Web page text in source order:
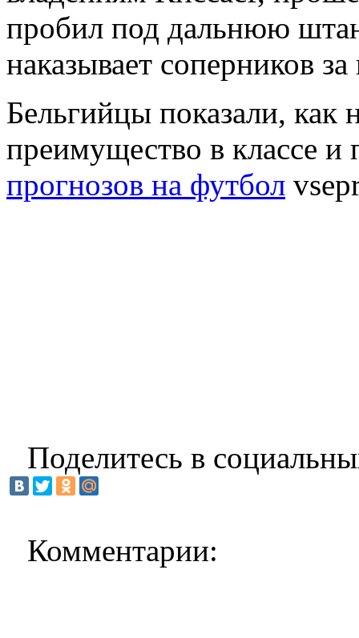
пробил под дальнюю
наказывает соперников
Бельгийцы показали, как
преимущество в классе и
прогнозов на футбол
Поделитесь в
Комментарии: